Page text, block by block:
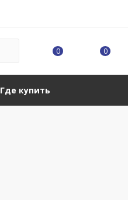
0 0
Где купить